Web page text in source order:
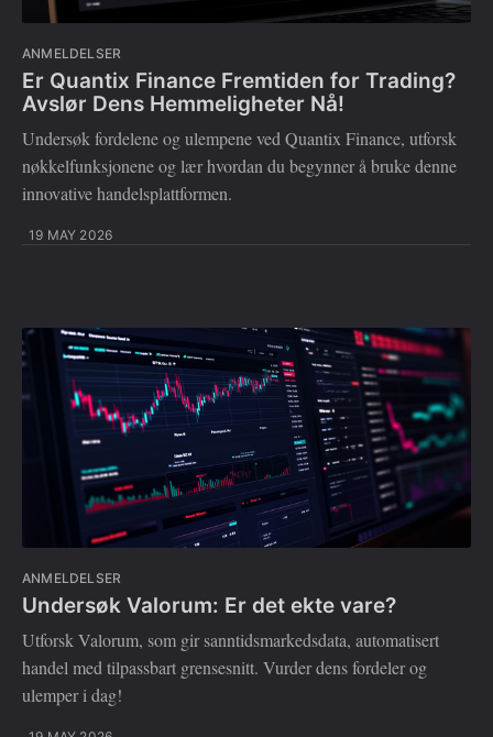
ANMELDELSER
Er Quantix Finance Fremtiden for Trading?
Avslør Dens Hemmeligheter Nå!
Undersøk fordelene og ulempene ved Quantix Finance, utforsk
nøkkelfunksjonene og lær hvordan du begynner å bruke denne
innovative handelsplattformen.
19 MAY 2026
ANMELDELSER
Undersøk Valorum: Er det ekte vare?
Utforsk Valorum, som gir sanntidsmarkedsdata, automatisert
handel med tilpassbart grensesnitt. Vurder dens fordeler og
ulemper i dag!